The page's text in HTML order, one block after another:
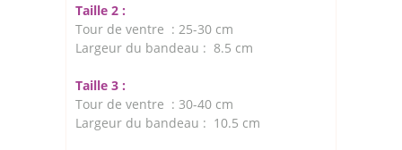
Taille 2 :
Tour de ventre : 25-30 cm
Largeur du bandeau : 8.5 cm
Taille 3 :
Tour de ventre : 30-40 cm
Largeur du bandeau : 10.5 cm